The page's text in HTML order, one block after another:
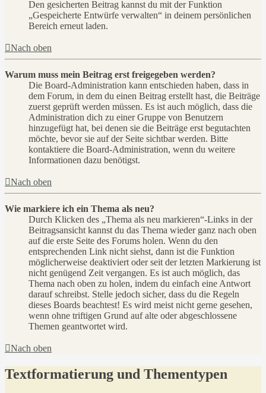
Den gesicherten Beitrag kannst du mit der Funktion
„Gespeicherte Entwürfe verwalten“ in deinem persönlichen
Bereich erneut laden.
Nach oben
Warum muss mein Beitrag erst freigegeben werden?
Die Board-Administration kann entschieden haben, dass in
dem Forum, in dem du einen Beitrag erstellt hast, die Beiträge
zuerst geprüft werden müssen. Es ist auch möglich, dass die
Administration dich zu einer Gruppe von Benutzern
hinzugefügt hat, bei denen sie die Beiträge erst begutachten
möchte, bevor sie auf der Seite sichtbar werden. Bitte
kontaktiere die Board-Administration, wenn du weitere
Informationen dazu benötigst.
Nach oben
Wie markiere ich ein Thema als neu?
Durch Klicken des „Thema als neu markieren“-Links in der
Beitragsansicht kannst du das Thema wieder ganz nach oben
auf die erste Seite des Forums holen. Wenn du den
entsprechenden Link nicht siehst, dann ist die Funktion
möglicherweise deaktiviert oder seit der letzten Markierung ist
nicht genügend Zeit vergangen. Es ist auch möglich, das
Thema nach oben zu holen, indem du einfach eine Antwort
darauf schreibst. Stelle jedoch sicher, dass du die Regeln
dieses Boards beachtest! Es wird meist nicht gerne gesehen,
wenn ohne triftigen Grund auf alte oder abgeschlossene
Themen geantwortet wird.
Nach oben
Textformatierung und Thementypen